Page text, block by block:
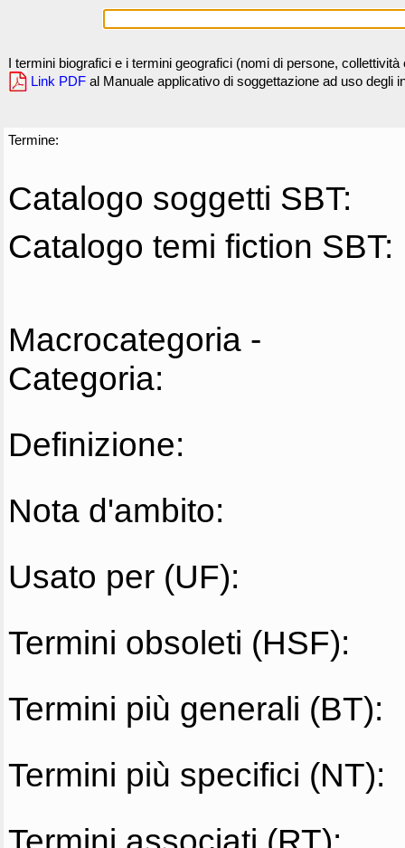
I termini biografici e i termini geografici (nomi di persone,
Link PDF al Manuale applicativo di soggettazione ad uso degli
Termine:
Catalogo soggetti SBT:
Catalogo temi fiction SBT:
Macrocategoria -
Categoria:
Definizione:
Nota d'ambito:
Usato per (UF):
Termini obsoleti (HSF):
Termini più generali (BT):
Termini più specifici (NT):